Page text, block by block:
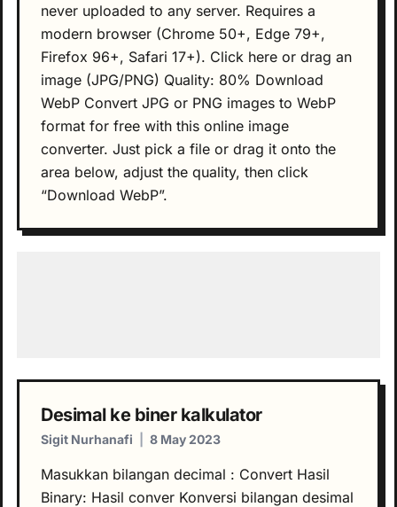
never uploaded to any server. Requires a
modern browser (Chrome 50+, Edge 79+,
Firefox 96+, Safari 17+). Click here or drag an
image (JPG/PNG) Quality: 80% Download
WebP Convert JPG or PNG images to WebP
format for free with this online image
converter. Just pick a file or drag it onto the
area below, adjust the quality, then click
“Download WebP”.
Desimal ke biner kalkulator
Sigit Nurhanafi 8 May 2023
Masukkan bilangan decimal : Convert Hasil
Binary: Hasil conver Konversi bilangan desimal